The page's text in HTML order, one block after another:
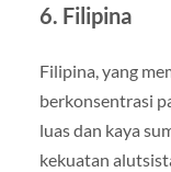
6. Filipina
Filipina, yang
berkonsentrasi
luas dan kaya
kekuatan